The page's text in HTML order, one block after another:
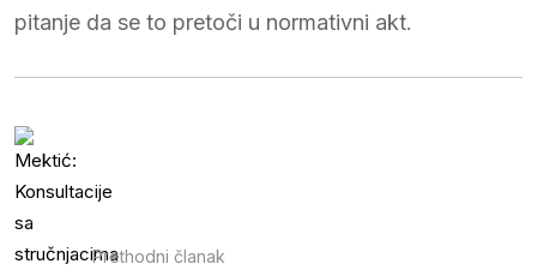
pitanje da se to pretoči u normativni akt.
Prethodni članak